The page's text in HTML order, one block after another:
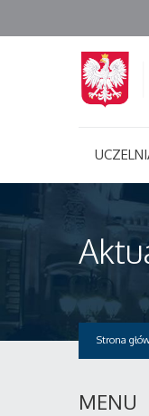
Strona
MENU